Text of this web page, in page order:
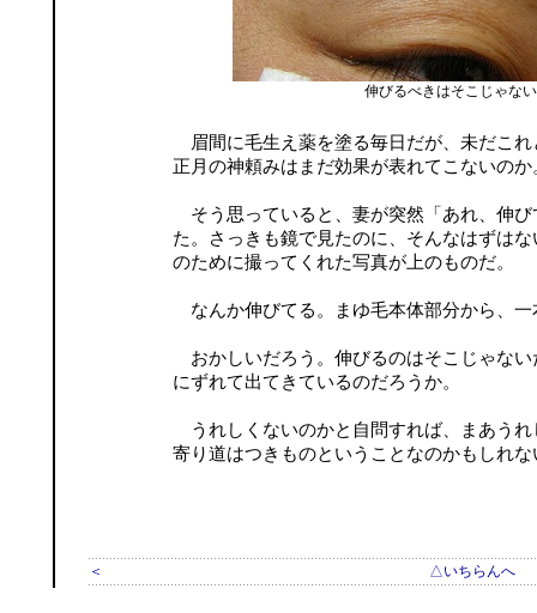
伸びるべきはそこじゃな
眉間に毛生え薬を塗る毎日だが、未だこれ
正月の神頼みはまだ効果が表れてこないのか
そう思っていると、妻が突然「あれ、伸び
た。さっきも鏡で見たのに、そんなはずは
のために撮ってくれた写真が上のものだ。
なんか伸びてる。まゆ毛本体部分から、一
おかしいだろう。伸びるのはそこじゃない
にずれて出てきているのだろうか。
うれしくないのかと自問すれば、まあうれ
寄り道はつきものということなのかもしれな
＜ △いちらんへ